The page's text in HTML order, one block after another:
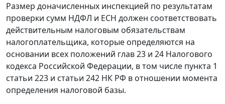
Размер доначисленных инспекцией по результатам
проверки сумм НДФЛ и ЕСН должен соответствовать
действительным налоговым обязательствам
налогоплательщика, которые определяются на
основании всех положений глав 23 и 24 Налогового
кодекса Российской Федерации, в том числе пункта 1
статьи 223 и статьи 242 НК РФ в отношении момента
определения налоговой базы.